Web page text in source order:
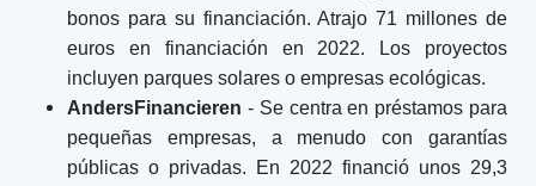
bonos para su financiación. Atrajo 71 millones de
euros en financiación en 2022. Los proyectos
incluyen parques solares o empresas ecológicas.
AndersFinancieren - Se centra en préstamos para
pequeñas empresas, a menudo con garantías
públicas o privadas. En 2022 financió unos 29,3